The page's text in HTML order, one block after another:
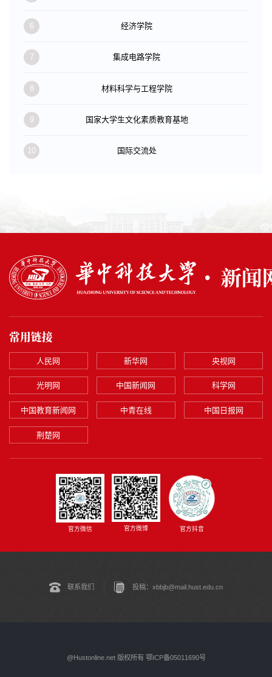
6 经济学院
7 集成电路学院
8 材料科学与工程学院
9 国家大学生文化素质教育基地
10 国际交流处
常用链接
人民网 新华网 央视网
光明网 中国新闻网 科学网
中国教育新闻网 中青在线 中国日报网
荆楚网
官方微信 官方微博 官方抖音
联系我们 投稿：xbbjb@mail.hust.edu.cn
@Hustonline.net 版权所有 鄂ICP备05011690号